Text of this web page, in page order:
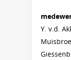
Y. v.d.